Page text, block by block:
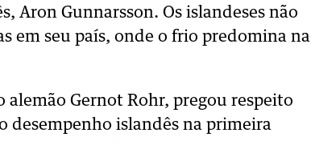
Aron Gunnarsson. Os islandeses não
em seu país, onde o frio predomina na
Gernot Rohr, pregou respeito
desempenho islandês na primeira